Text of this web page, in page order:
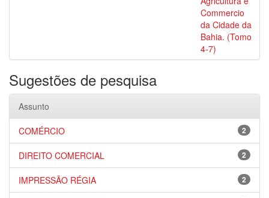
Commercio
da Cidade da
Bahia. (Tomo
4-7)
Sugestões de pesquisa
Assunto
2
COMÉRCIO
2
DIREITO COMERCIAL
2
IMPRESSÃO RÉGIA